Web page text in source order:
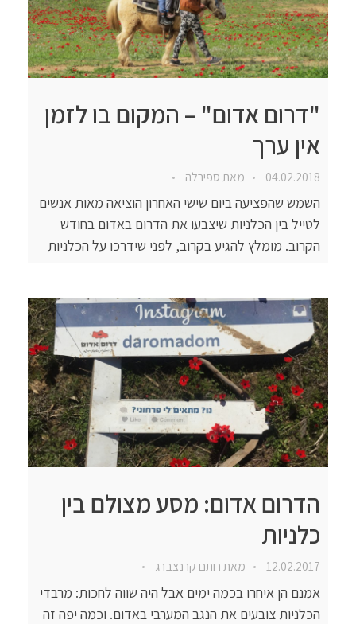
"דרום אדום" – המקום בו לזמן
אין ערך
04.02.2018 מאתספירלה
השמש שהפציעה ביום שישי האחרון הוציאה מאות אנשים
לטייל בין הכלניות שיצבעו את הדרום באדום בחודש
הקרוב. מומלץ להגיע בקרוב, לפני שידרכו על הכלניות
הדרום אדום: מסע מצולם בין
כלניות
12.02.2017 מאתרותם קרנצברג
אמנם הן איחרו בכמה ימים אבל היה שווה לחכות: מרבדי
הכלניות צובעים את הנגב המערבי באדום. וכמה יפה זה